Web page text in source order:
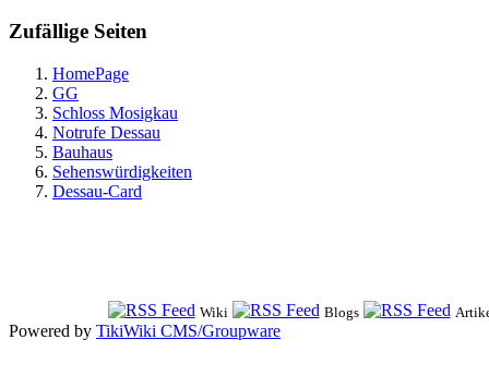
Zufällige Seiten
HomePage
GG
Schloss Mosigkau
Notrufe Dessau
Bauhaus
Sehenswürdigkeiten
Dessau-Card
Wiki Blogs
Powered by TikiWiki CMS/Groupware